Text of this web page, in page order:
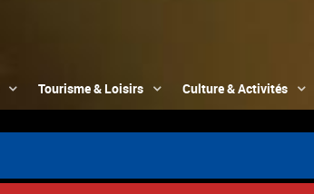
Tourisme & Loisirs Culture & Activités